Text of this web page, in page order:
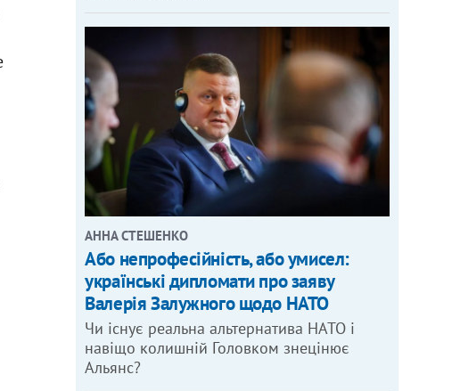
АННА СТЕШЕНКО
Або непрофесійність, або умисел:
українські дипломати про заяву
Валерія Залужного щодо НАТО
Чи існує реальна альтернатива НАТО і
навіщо колишній Головком знецінює
Альянс?